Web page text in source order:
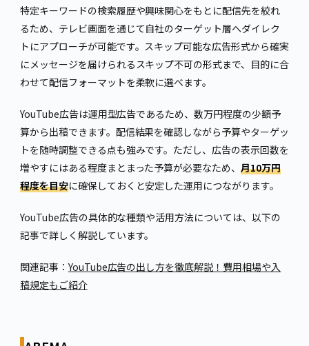
特定キーワードの検索履歴や興味関心をもとに配信先を絞れ
るため、テレビ画面を通じて自社のターゲット層へダイレク
トにアプローチが可能です。スキップ可能な広告形式から確実
にメッセージを届けられるスキップ不可の形式まで、目的に合
わせて配信フォーマットを柔軟に選べます。
YouTube広告は運用型広告であるため、数万円程度の少額予
算から出稿できます。配信結果を確認しながら予算やターゲッ
トを随時調整できる点も強みです。ただし、広告の表示回数を
増やすにはある程度まとまった予算が必要なため、月10万円
程度を目安に確保しておくと安定した運用につながります。
YouTube広告の具体的な種類や活用方法については、以下の
記事で詳しく解説しています。
関連記事：YouTube広告の出し方を徹底解説！費用相場や入
稿規定もご紹介